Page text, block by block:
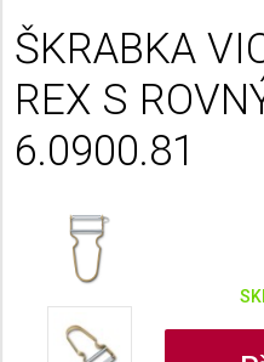
ŠKRABKA
REX S
6.0900.81